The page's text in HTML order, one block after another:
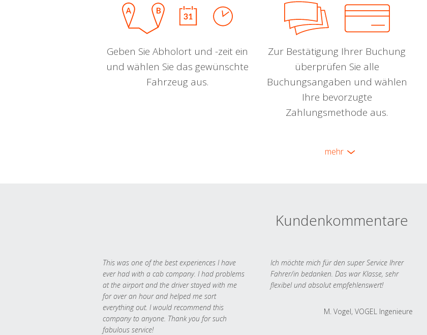
Geben Sie Abholort und -zeit ein
und wählen Sie das gewünschte
Fahrzeug aus.
Zur Bestätigung Ihrer Buchung
überprüfen Sie alle
Buchungsangaben und wählen
Ihre bevorzugte
Zahlungsmethode aus.
mehr
Kundenkommentare
This was one of the best experiences I have
ever had with a cab company. I had problems
at the airport and the driver stayed with me
for over an hour and helped me sort
everything out. I would recommend this
company to anyone. Thank you for such
fabulous service!
Ich möchte mich für den super Service Ihrer
Fahrer/in bedanken. Das war Klasse, sehr
flexibel und absolut empfehlenswert!
M. Vogel, VOGEL Ingenieure